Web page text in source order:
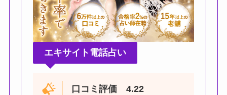
エキサイト電話占い
口コミ評価 4.22